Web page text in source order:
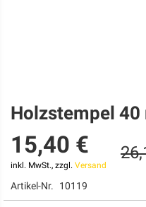
Zum
Anfang
der
Bildgalerie
springen
Holzstempel 40
15,40 €
inkl. MwSt., zzgl. Versand
Artikel-Nr. 10119